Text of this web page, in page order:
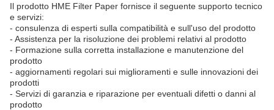
Il prodotto HME Filter Paper fornisce il seguente supporto tecnico
e servizi:
- consulenza di esperti sulla compatibilità e sull'uso del prodotto
- Assistenza per la risoluzione dei problemi relativi al prodotto
- Formazione sulla corretta installazione e manutenzione del
prodotto
- aggiornamenti regolari sui miglioramenti e sulle innovazioni dei
prodotti
- Servizi di garanzia e riparazione per eventuali difetti o danni al
prodotto